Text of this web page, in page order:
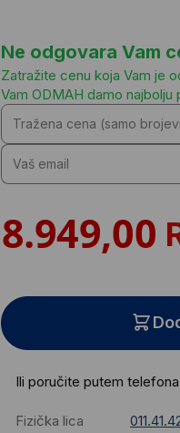
Ne odgovara Vam
Zatražite cenu koja Vam je
Vam ODMAH damo najbolju
Ili poručite putem
Fizička lica